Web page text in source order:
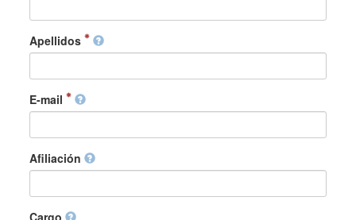
Apellidos
E-mail
Afiliación
Cargo